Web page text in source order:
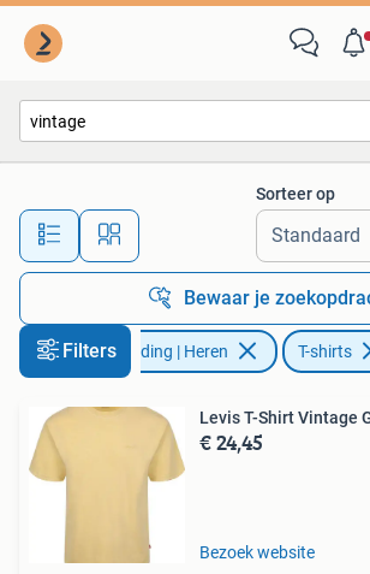
Alle afstanden…
Sorteer op
Bewaar je
Filters Kleding | Heren T-shirts
Levis T-Shirt Vintage
€ 24,45
Bezoek website